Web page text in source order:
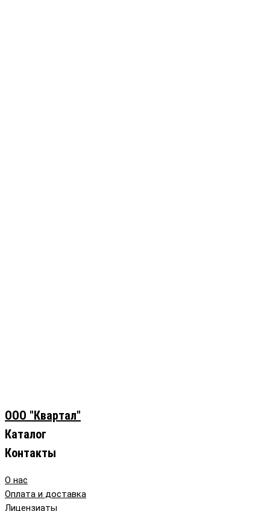
ООО "Квартал"
Каталог
Контакты
О нас
Оплата и доставка
Лицензиаты